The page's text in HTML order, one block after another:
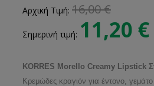
Αρχική Τιμή: 16,00 €
Σημερινή τιμή: 11,20 €
KORRES Morello Creamy Lipstick
Κρεμώδες κραγιόν για έντονο,